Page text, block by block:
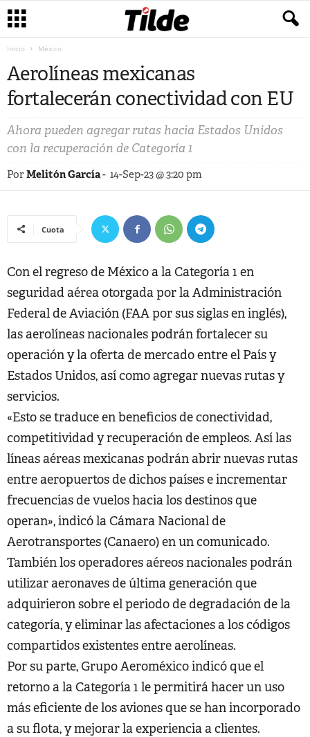
Inicio México
Aerolíneas mexicanas
fortalecerán conectividad con EU
Ahora pueden agregar rutas hacia Estados Unidos
con la recuperación de Categoría 1
PorMelitón García- 14-Sep-23 @ 3:20 pm
Cuota
Con el regreso de México a la Categoría 1 en
seguridad aérea otorgada por la Administración
Federal de Aviación (FAA por sus siglas en inglés),
las aerolíneas nacionales podrán fortalecer su
operación y la oferta de mercado entre el País y
Estados Unidos, así como agregar nuevas rutas y
servicios.
«Esto se traduce en beneficios de conectividad,
competitividad y recuperación de empleos. Así las
líneas aéreas mexicanas podrán abrir nuevas rutas
entre aeropuertos de dichos países e incrementar
frecuencias de vuelos hacia los destinos que
operan», indicó la Cámara Nacional de
Aerotransportes (Canaero) en un comunicado.
También los operadores aéreos nacionales podrán
utilizar aeronaves de última generación que
adquirieron sobre el periodo de degradación de la
categoría, y eliminar las afectaciones a los códigos
compartidos existentes entre aerolíneas.
Por su parte, Grupo Aeroméxico indicó que el
retorno a la Categoría 1 le permitirá hacer un uso
más eficiente de los aviones que se han incorporado
a su flota, y mejorar la experiencia a clientes.